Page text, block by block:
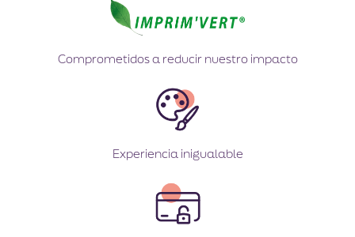
Comprometidos a reducir nuestro impacto
Experiencia inigualable